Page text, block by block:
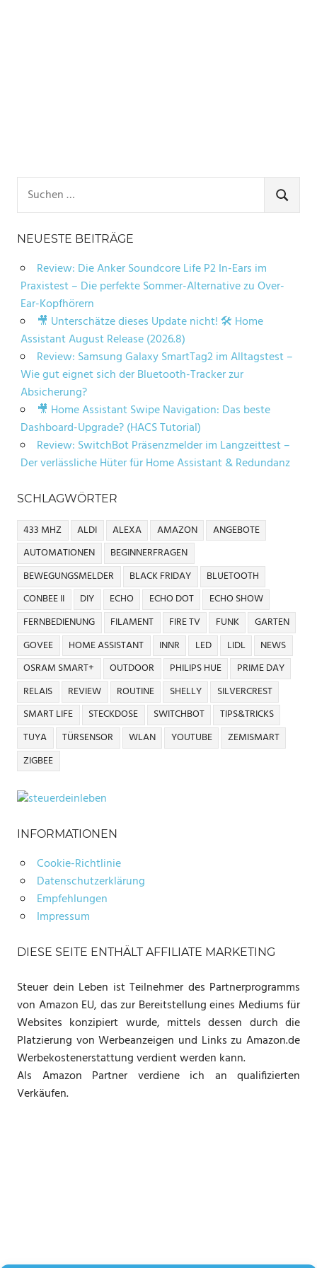
nach:
SUCHEN
NEUESTE BEITRÄGE
Review: Die Anker Soundcore Life P2 In-Ears im
Praxistest – Die perfekte Sommer-Alternative zu Over-
Ear-Kopfhörern
🎥 Unterschätze dieses Update nicht! 🛠️ Home
Assistant August Release (2026.8)
Review: Samsung Galaxy SmartTag2 im Alltagstest –
Wie gut eignet sich der Bluetooth-Tracker zur
Absicherung?
🎥 Home Assistant Swipe Navigation: Das beste
Dashboard-Upgrade? (HACS Tutorial)
Review: SwitchBot Präsenzmelder im Langzeittest –
Der verlässliche Hüter für Home Assistant & Redundanz
SCHLAGWÖRTER
433 MHZ ALDI ALEXA AMAZON
ANGEBOTE
AUTOMATIONEN
BEGINNERFRAGEN
BEWEGUNGSMELDER
BLACK FRIDAY
BLUETOOTH
CONBEE II
DIY ECHO ECHO DOT
ECHO SHOW
FERNBEDIENUNG
FILAMENT FIRE TV FUNK
GARTEN
GOVEE
HOME ASSISTANT INNR LED LIDL
NEWS
OSRAM SMART+
OUTDOOR PHILIPS HUE
PRIME DAY
RELAIS
REVIEW ROUTINE SHELLY
SILVERCREST
SMART LIFE
STECKDOSE SWITCHBOT
TIPS&TRICKS
TUYA
TÜRSENSOR WLAN YOUTUBE
ZEMISMART
ZIGBEE
INFORMATIONEN
Cookie-Richtlinie
Datenschutzerklärung
Empfehlungen
Impressum
DIESE SEITE ENTHÄLT AFFILIATE MARKETING
Steuer dein Leben ist Teilnehmer des Partnerprogramms
von Amazon EU, das zur Bereitstellung eines Mediums für
Websites konzipiert wurde, mittels dessen durch die
Platzierung von Werbeanzeigen und Links zu Amazon.de
Werbekostenerstattung verdient werden kann.
Als Amazon Partner verdiene ich an qualifizierten
Verkäufen.